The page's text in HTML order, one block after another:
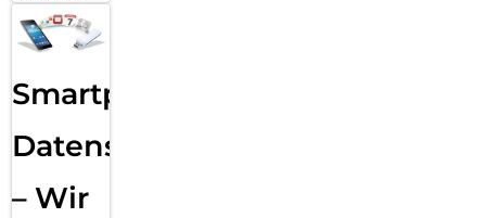
Smartphone
Datensicherung
– Wir